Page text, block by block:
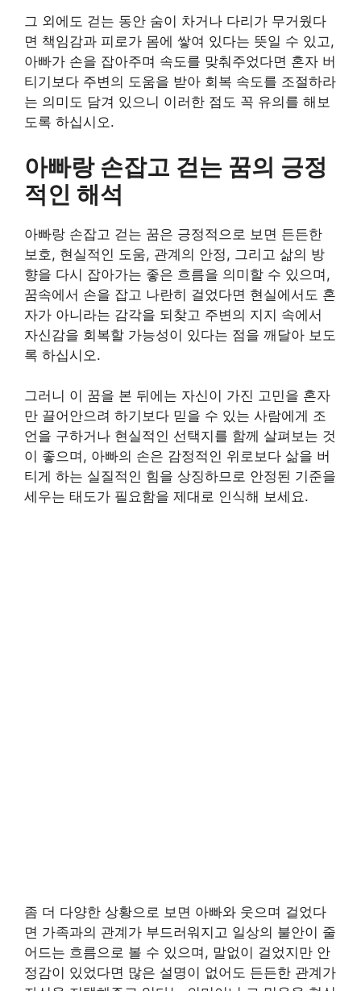
그 외에도 걷는 동안 숨이 차거나 다리가 무거웠다
면 책임감과 피로가 몸에 쌓여 있다는 뜻일 수 있고,
아빠가 손을 잡아주며 속도를 맞춰주었다면 혼자 버
티기보다 주변의 도움을 받아 회복 속도를 조절하라
는 의미도 담겨 있으니 이러한 점도 꼭 유의를 해보
도록 하십시오.
아빠랑 손잡고 걷는 꿈의 긍정
적인 해석
아빠랑 손잡고 걷는 꿈은 긍정적으로 보면 든든한
보호, 현실적인 도움, 관계의 안정, 그리고 삶의 방
향을 다시 잡아가는 좋은 흐름을 의미할 수 있으며,
꿈속에서 손을 잡고 나란히 걸었다면 현실에서도 혼
자가 아니라는 감각을 되찾고 주변의 지지 속에서
자신감을 회복할 가능성이 있다는 점을 깨달아 보도
록 하십시오.
그러니 이 꿈을 본 뒤에는 자신이 가진 고민을 혼자
만 끌어안으려 하기보다 믿을 수 있는 사람에게 조
언을 구하거나 현실적인 선택지를 함께 살펴보는 것
이 좋으며, 아빠의 손은 감정적인 위로보다 삶을 버
티게 하는 실질적인 힘을 상징하므로 안정된 기준을
세우는 태도가 필요함을 제대로 인식해 보세요.
좀 더 다양한 상황으로 보면 아빠와 웃으며 걸었다
면 가족과의 관계가 부드러워지고 일상의 불안이 줄
어드는 흐름으로 볼 수 있으며, 말없이 걸었지만 안
정감이 있었다면 많은 설명이 없어도 든든한 관계가